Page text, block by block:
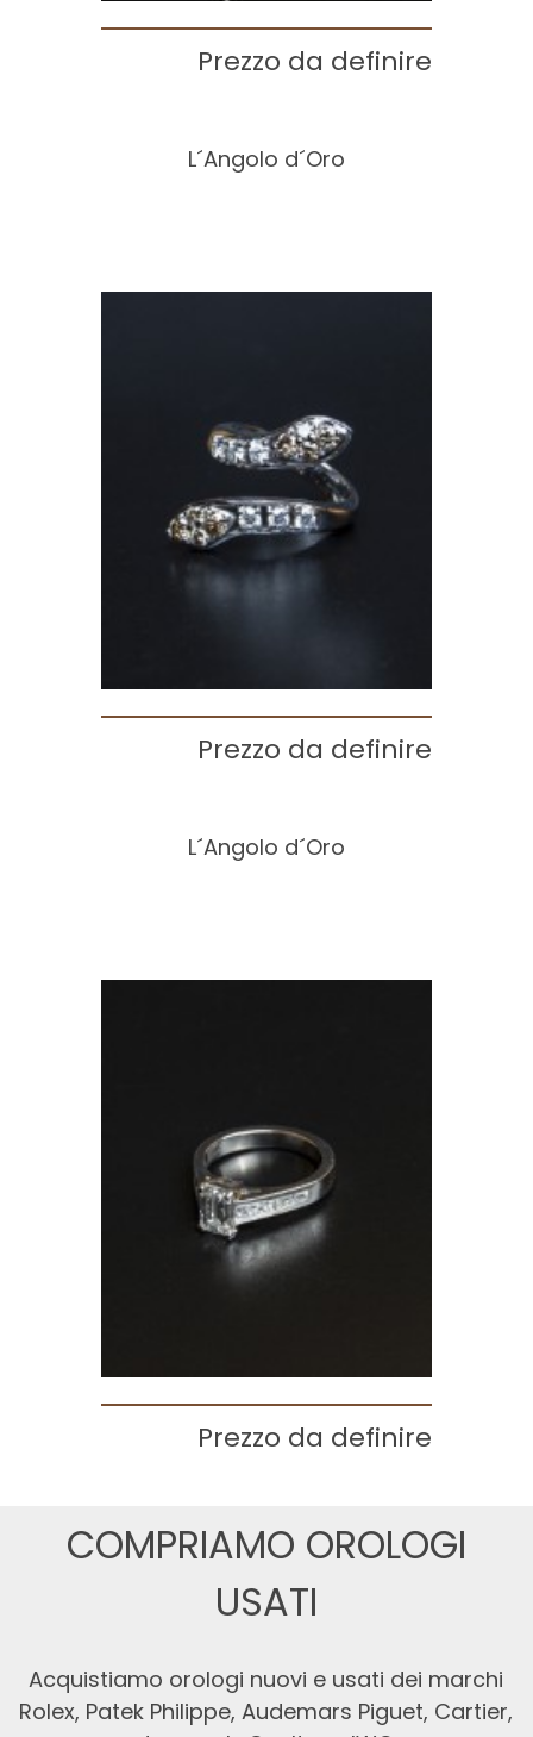
Prezzo da definire
L´Angolo d´Oro
Prezzo da definire
L´Angolo d´Oro
Prezzo da definire
COMPRIAMO OROLOGI
USATI
Acquistiamo orologi nuovi e usati dei marchi
Rolex, Patek Philippe, Audemars Piguet, Cartier,